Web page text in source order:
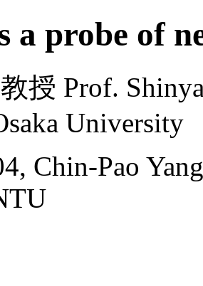
a probe of
授 Prof.
University
Chin-Pao